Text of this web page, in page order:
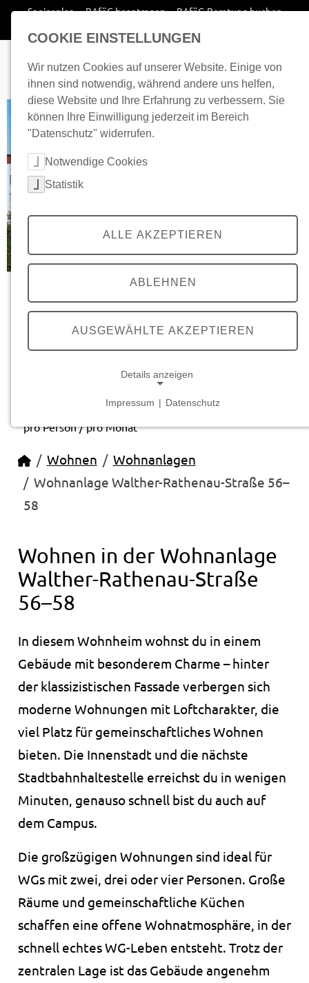
Zum Inhalt springen
Speiseplan BAföG beantragen
BAföG-Beratung buchen
Wohnanlage Walther-
Rathenau-Straße 56–58
Walther-Rathenau-Straße 56–58
33602 Bielefeld
274,40 – 392,60 €
pro Person / pro Monat
Startseite
Wohnen
Wohnanlagen
Wohnanlage Walther-Rathenau-Straße 56–
58
Wohnen in der Wohnanlage
Walther-Rathenau-Straße
56–58
In diesem Wohnheim wohnst du in einem
Gebäude mit besonderem Charme – hinter
der klassizistischen Fassade verbergen sich
moderne Wohnungen mit Loftcharakter, die
viel Platz für gemeinschaftliches Wohnen
bieten. Die Innenstadt und die nächste
Stadtbahnhaltestelle erreichst du in wenigen
Minuten, genauso schnell bist du auch auf
dem Campus.
Die großzügigen Wohnungen sind ideal für
WGs mit zwei, drei oder vier Personen. Große
Räume und gemeinschaftliche Küchen
schaffen eine offene Wohnatmosphäre, in der
schnell echtes WG-Leben entsteht. Trotz der
zentralen Lage ist das Gebäude angenehm
COOKIE EINSTELLUNGEN
Wir nutzen Cookies auf unserer Website. Einige von
ihnen sind notwendig, während andere uns helfen,
diese Website und Ihre Erfahrung zu verbessern. Sie
können Ihre Einwilligung jederzeit im Bereich
"Datenschutz" widerrufen.
Cookie-Kategorien auswählen
Notwendige Cookies
Statistik
ALLE AKZEPTIEREN
ABLEHNEN
AUSGEWÄHLTE AKZEPTIEREN
Details anzeigen
Funktionen und sind für die einwandfreie Funktion
cookie_consent
Anbieter:
studierendenwerk-bielefeld.de
Cookie Laufzeit:
1 Jahr
STATISTIK
Statistik Cookies erfassen Informationen anonym.
Diese Informationen helfen uns zu verstehen, wie
unsere Besucher unsere Website nutzen.
_pk_ses.1.ccca
_pk_ses.1.ccca
Anbieter:
studierendenwerk-bielefeld.de
Zweck:
Speichert Informationen, um Erkenntnisse darüber
Impressum | Datenschutz